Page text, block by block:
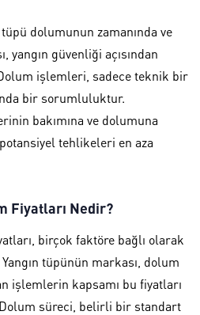
tüpü dolumunun zamanında ve
yangın güvenliği açısından
işlemleri, sadece teknik bir
bir sorumluluktur.
bakımına ve dolumuna
tehlikeleri en aza
Fiyatları Nedir?
birçok faktöre bağlı olarak
tüpünün markası, dolum
işlemlerin kapsamı bu fiyatları
süreci, belirli bir standart